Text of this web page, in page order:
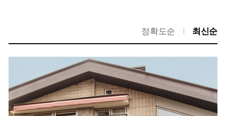
정확도순 최신순